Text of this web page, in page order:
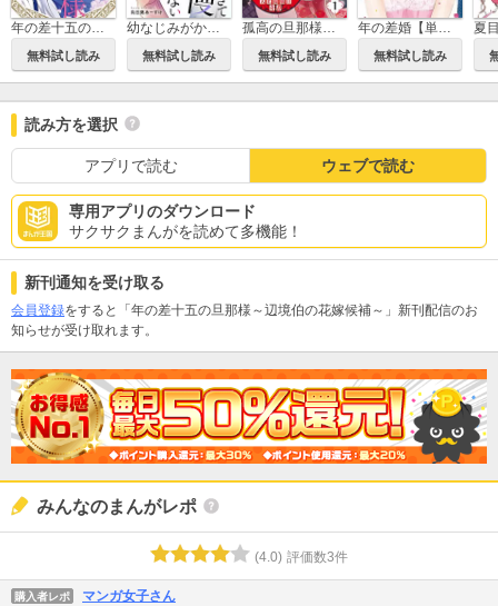
無料試し読み 無料試し読み 無料試し読み 無料試し読み
読み方を選択
アプリで読む ウェブで読む
専用アプリのダウンロード
サクサクまんがを読めて多機能！
新刊通知を受け取る
会員登録をすると「年の差十五の旦那様～辺境伯の花嫁候補～」新刊配信のお
知らせが受け取れます。
みんなのまんがレポ
(4.0) 評価数3件
購入者レポ マンガ女子さん